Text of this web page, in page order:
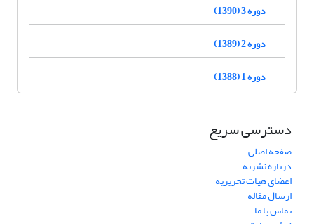
دوره 3 (1390)
دوره 2 (1389)
دوره 1 (1388)
دسترسی سریع
صفحه اصلی
درباره نشریه
اعضای هیات تحریریه
ارسال مقاله
تماس با ما